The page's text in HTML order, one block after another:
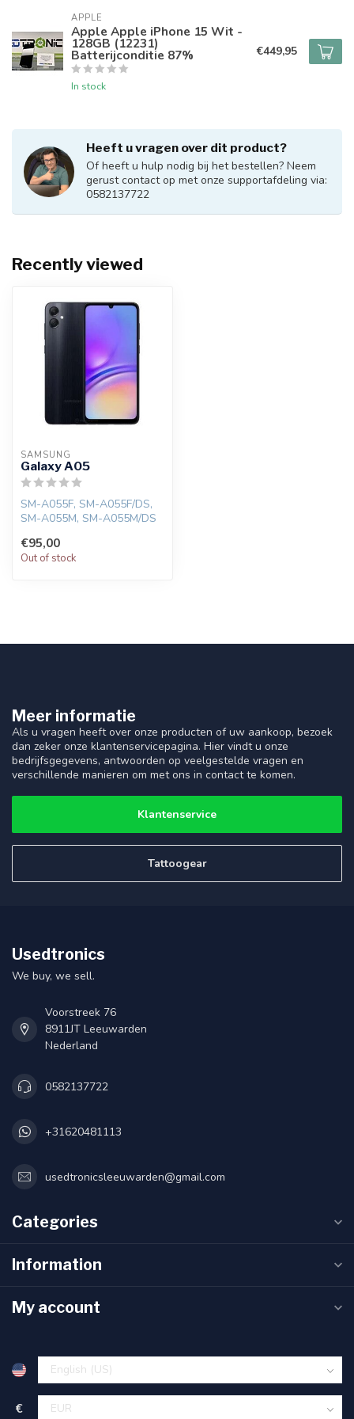
APPLE
Apple Apple iPhone 15 Wit -
128GB (12231)
Batterijconditie 87%
In stock
€449,95
Heeft u vragen over dit product?
Of heeft u hulp nodig bij het bestellen? Neem
gerust contact op met onze supportafdeling via:
0582137722
Recently viewed
SAMSUNG
Galaxy A05
SM-A055F, SM-A055F/DS,
SM-A055M, SM-A055M/DS
€95,00
Out of stock
Meer informatie
Als u vragen heeft over onze producten of uw aankoop, bezoek
dan zeker onze klantenservicepagina. Hier vindt u onze
bedrijfsgegevens, antwoorden op veelgestelde vragen en
verschillende manieren om met ons in contact te komen.
Klantenservice
Tattoogear
Usedtronics
We buy, we sell.
Voorstreek 76
8911JT Leeuwarden
Nederland
0582137722
+31620481113
usedtronicsleeuwarden@gmail.com
Categories
Information
My account
€